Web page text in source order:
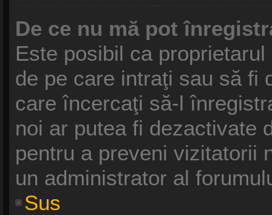
De ce nu mă pot
Este posibil ca
de pe care intraţi sau să fi
care încercaţi să-l
noi ar putea fi dezactivate
pentru a preveni vizitatorii
un administrator al
Sus